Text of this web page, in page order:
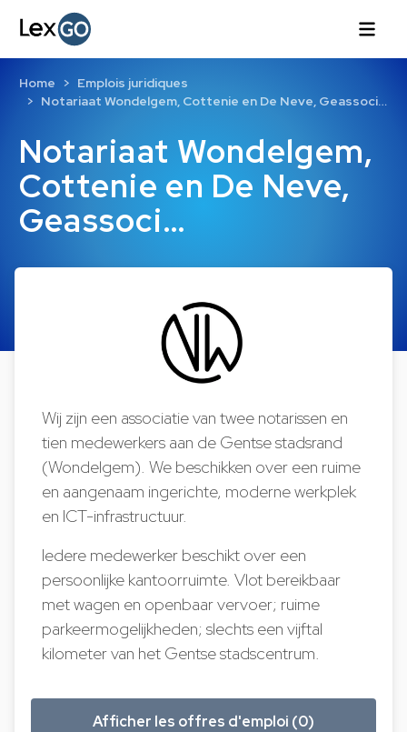
Notariaat Wondelgem,
Cottenie en De Neve,
Geassoci…
Home
Emplois juridiques
Notariaat Wondelgem, Cottenie en De Neve, Geassoci…
Wij zijn een associatie van twee notarissen en
tien medewerkers aan de Gentse stadsrand
(Wondelgem). We beschikken over een ruime
en aangenaam ingerichte, moderne werkplek
en ICT-infrastructuur.
Iedere medewerker beschikt over een
persoonlijke kantoorruimte. Vlot bereikbaar
met wagen en openbaar vervoer; ruime
parkeermogelijkheden; slechts een vijftal
kilometer van het Gentse stadscentrum.
Afficher les offres d'emploi (0)